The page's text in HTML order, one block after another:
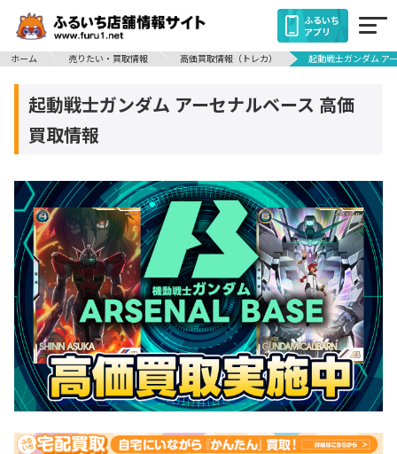
ふるいち
アプリ
ホーム
売りたい・買取情報 高価買取情報（トレカ） 起動戦士ガンダム ア
起動戦士ガンダム アーセナルベース 高価
買取情報